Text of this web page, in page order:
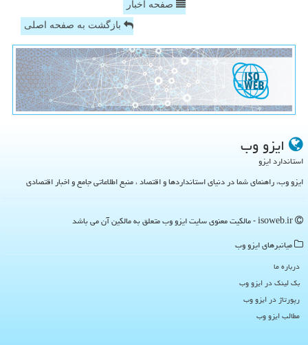
صفحه اخبار
بازگشت به صفحه اصلی
ایزو وب
استاندارد ایزو
ایزو وب، راهنمای شما در دنیای استانداردها و اقتصاد ، منبع اطلاعاتی جامع و اخبار اقتصادی
میانبرهای ایزو وب
درباره ما
بک لینک در ایزو وب
رپورتاژ در ایزو وب
مطالب ایزو وب